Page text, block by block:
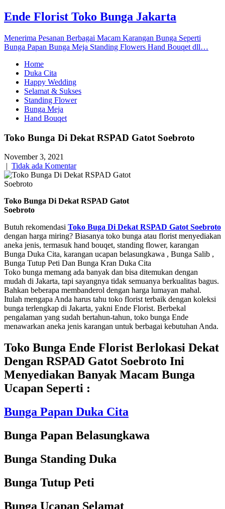
Ende Florist Toko Bunga Jakarta
Menerima Pesanan Berbagai Macam Karangan Bunga Seperti
Bunga Papan Bunga Meja Standing Flowers Hand Bouqet dll…
Home
Duka Cita
Happy Wedding
Selamat & Sukses
Standing Flower
Bunga Meja
Hand Bouqet
Toko Bunga Di Dekat RSPAD Gatot Soebroto
November 3, 2021
| Tidak ada Komentar
Toko Bunga Di Dekat RSPAD Gatot
Soebroto
Butuh rekomendasi Toko Buga Di Dekat RSPAD Gatot Soebroto
dengan harga miring? Biasanya toko bunga atau florist menyediakan
aneka jenis, termasuk hand bouqet, standing flower, karangan
Bunga Duka Cita, karangan ucapan belasungkawa , Bunga Salib ,
Bunga Tutup Peti Dan Bunga Kran Duka Cita
Toko bunga memang ada banyak dan bisa ditemukan dengan
mudah di Jakarta, tapi sayangnya tidak semuanya berkualitas bagus.
Bahkan beberapa membanderol dengan harga lumayan mahal.
Itulah mengapa Anda harus tahu toko florist terbaik dengan koleksi
bunga terlengkap di Jakarta, yakni Ende Florist. Berbekal
pengalaman yang sudah bertahun-tahun, toko bunga Ende
menawarkan aneka jenis karangan untuk berbagai kebutuhan Anda.
Toko Bunga Ende Florist Berlokasi Dekat
Dengan RSPAD Gatot Soebroto Ini
Menyediakan Banyak Macam Bunga
Ucapan Seperti :
Bunga Papan Duka Cita
Bunga Papan Belasungkawa
Bunga Standing Duka
Bunga Tutup Peti
Bunga Ucapan Selamat